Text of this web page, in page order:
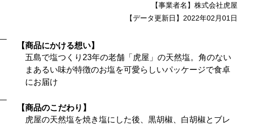
【事業者名】株式会社虎屋
【データ更新日】2022年02月01日
【商品にかける想い】
五島で塩つくり23年の老舗「虎屋」の天然塩。角のない
まあるい味が特徴のお塩を可愛らしいパッケージで食卓
にお届け
【商品のこだわり】
虎屋の天然塩を焼き塩にした後、黒胡椒、白胡椒とブレ